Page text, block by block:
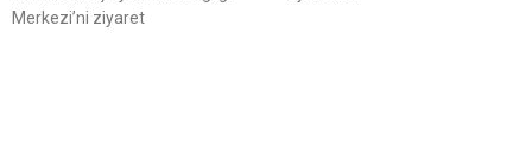
Merkezi’ni ziyaret